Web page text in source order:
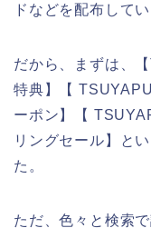
ドなどを配布して
だから、まずは、
特典】【
ーポン】【
リングセール】と
た。
ただ、色々と検索